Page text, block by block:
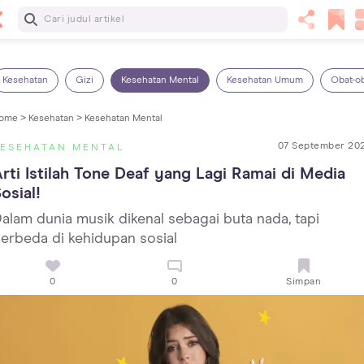
Baca Selanjutnya
Kesehatan Gizi Kesehatan Mental Kesehatan Umum Obat-
> Kesehatan > Kesehatan Mental
MENTAL 07 September
Istilah Tone Deaf yang Lagi Ramai di Media
dunia musik dikenal sebagai buta nada, tapi
di kehidupan sosial
0 0 Simpan